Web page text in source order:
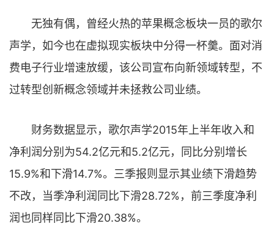
无独有偶，曾经火热的苹果概念板块一员的歌尔
声学，如今也在虚拟现实板块中分得一杯羹。面对消
费电子行业增速放缓，该公司宣布向新领域转型，不
过转型创新概念领域并未拯救公司业绩。
财务数据显示，歌尔声学2015年上半年收入和
净利润分别为54.2亿元和5.2亿元，同比分别增长
15.9%和下滑14.7%。三季报则显示其业绩下滑趋势
不改，当季净利润同比下滑28.72%，前三季度净利
润也同样同比下滑20.38%。